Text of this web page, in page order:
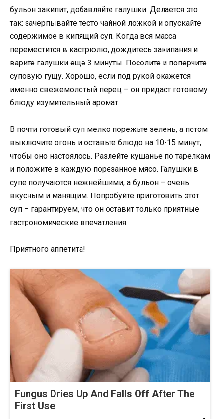
бульон закипит, добавляйте галушки. Делается это
так: зачерпывайте тесто чайной ложкой и опускайте
содержимое в кипящий суп. Когда вся масса
переместится в кастрюлю, дождитесь закипания и
варите галушки еще 3 минуты. Посолите и поперчите
суповую гущу. Хорошо, если под рукой окажется
именно свежемолотый перец – он придаст готовому
блюду изумительный аромат.
В почти готовый суп мелко порежьте зелень, а потом
выключите огонь и оставьте блюдо на 10-15 минут,
чтобы оно настоялось. Разлейте кушанье по тарелкам
и положите в каждую порезанное мясо. Галушки в
супе получаются нежнейшими, а бульон – очень
вкусным и манящим. Попробуйте приготовить этот
суп – гарантируем, что он оставит только приятные
гастрономические впечатления.
Приятного аппетита!
Fungus Dries Up And Falls Off After The
First Use